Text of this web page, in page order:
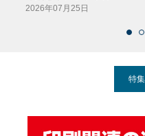
2026年07月25日
特